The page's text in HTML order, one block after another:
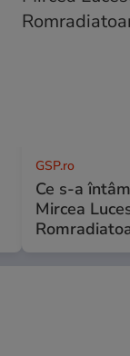
GSP.ro
Ce s-a
Mircea